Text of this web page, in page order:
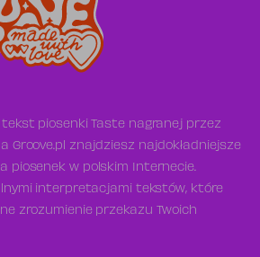
piosenki Taste nagranej przez
Groove.pl znajdziesz najdokładniejsze
piosenek w polskim Internecie.
interpretacjami tekstów, które
zrozumienie przekazu Twoich